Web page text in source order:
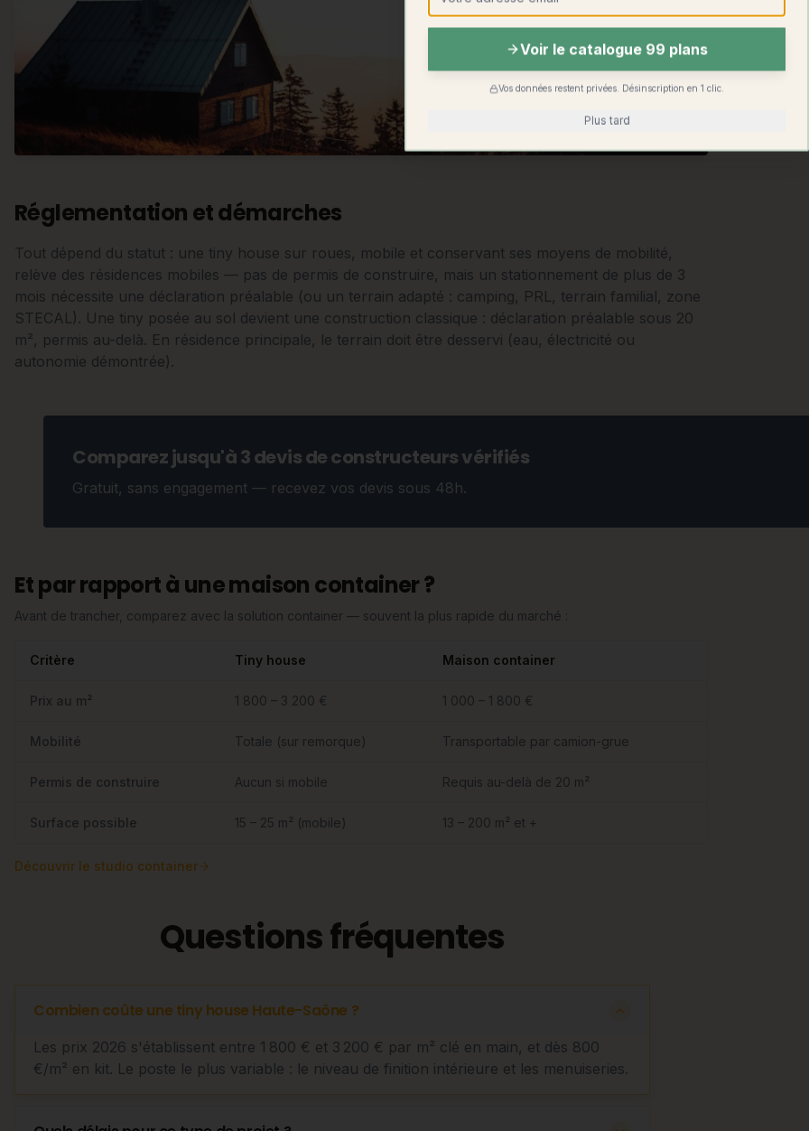
Réglementation et démarches
Tout dépend du statut : une tiny house sur roues, mobile et conservant ses moyens de mobilité,
relève des résidences mobiles — pas de permis de construire, mais un stationnement de plus de 3
mois nécessite une déclaration préalable (ou un terrain adapté : camping, PRL, terrain familial, zone
STECAL). Une tiny posée au sol devient une construction classique : déclaration préalable sous 20
m², permis au-delà. En résidence principale, le terrain doit être desservi (eau, électricité ou
autonomie démontrée).
Comparez jusqu'à 3 devis de constructeurs vérifiés
Gratuit, sans engagement — recevez vos devis sous 48h.
Et par rapport à une maison container ?
Avant de trancher, comparez avec la solution container — souvent la plus rapide du marché :
Critère Tiny house Maison container
Prix au m² 1 800 – 3 200 € 1 000 – 1 800 €
Mobilité Totale (sur remorque) Transportable par camion-grue
Permis de construire Aucun si mobile Requis au-delà de 20 m²
Surface possible 15 – 25 m² (mobile) 13 – 200 m² et +
Découvrir le studio container
Questions fréquentes
Combien coûte une tiny house Haute-Saône ?
Les prix 2026 s'établissent entre 1 800 € et 3 200 € par m² clé en main, et dès 800
€/m² en kit. Le poste le plus variable : le niveau de finition intérieure et les menuiseries.
Voir le catalogue 99 plans
Vos données restent privées. Désinscription en 1 clic.
Plus tard